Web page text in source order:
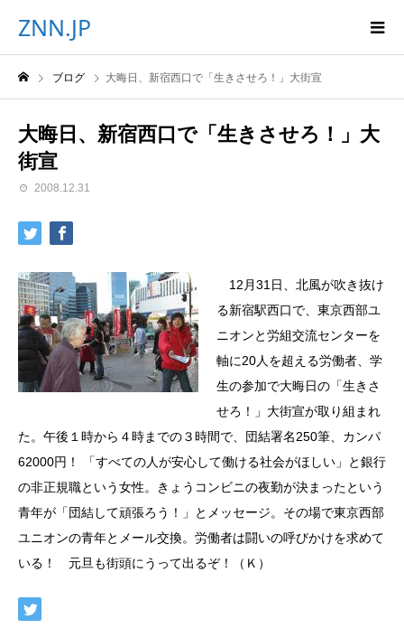
ZNN.JP
ブログ 大晦日、新宿西口で「生きさせろ！」大街宣
大晦日、新宿西口で「生きさせろ！」大
街宣
2008.12.31
12月31日、北風が吹き抜け
る新宿駅西口で、東京西部ユ
ニオンと労組交流センターを
軸に20人を超える労働者、学
生の参加で大晦日の「生きさ
せろ！」大街宣が取り組まれ
た。午後１時から４時までの３時間で、団結署名250筆、カンパ
62000円！ 「すべての人が安心して働ける社会がほしい」と銀行
の非正規職という女性。きょうコンビニの夜勤が決まったという
青年が「団結して頑張ろう！」とメッセージ。その場で東京西部
ユニオンの青年とメール交換。労働者は闘いの呼びかけを求めて
いる！ 元旦も街頭にうって出るぞ！（Ｋ）